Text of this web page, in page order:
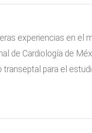
experiencias en el
de Cardiología de
para el